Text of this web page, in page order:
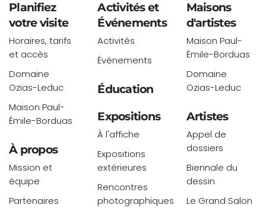
Planifiez
votre visite
Horaires, tarifs
et accès
Domaine
Ozias-Leduc
Maison Paul-
Émile-Borduas
À propos
Mission et
équipe
Partenaires
Activités et
Événements
Activités
Événements
Éducation
Expositions
À l'affiche
Expositions
extérieures
Rencontres
photographiques
Maisons
d'artistes
Maison Paul-
Émile-Borduas
Domaine
Ozias-Leduc
Artistes
Appel de
dossiers
Biennale du
dessin
Le Grand Salon